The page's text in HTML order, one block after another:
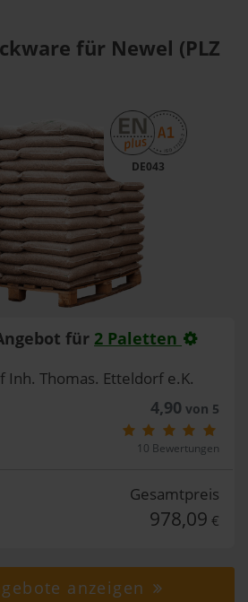
für Newel (PLZ
DE043
für 2 Paletten
Inh. Thomas. Etteldorf e.K.
4,90 von 5
10 Bewertungen
Gesamtpreis
978,09 €
anzeigen